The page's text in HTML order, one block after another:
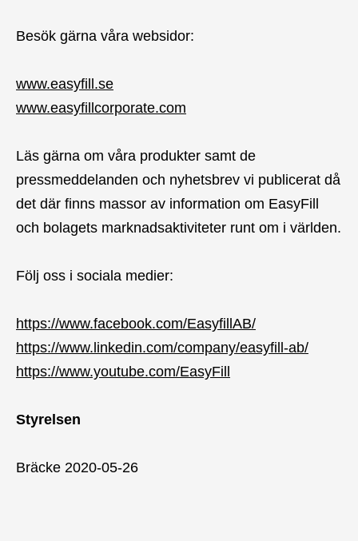
Besök gärna våra websidor:
www.easyfill.se
www.easyfillcorporate.com
Läs gärna om våra produkter samt de
pressmeddelanden och nyhetsbrev vi publicerat då
det där finns massor av information om EasyFill
och bolagets marknadsaktiviteter runt om i världen.
Följ oss i sociala medier:
https://www.facebook.com/EasyfillAB/
https://www.linkedin.com/company/easyfill-ab/
https://www.youtube.com/EasyFill
Styrelsen
Bräcke 2020-05-26